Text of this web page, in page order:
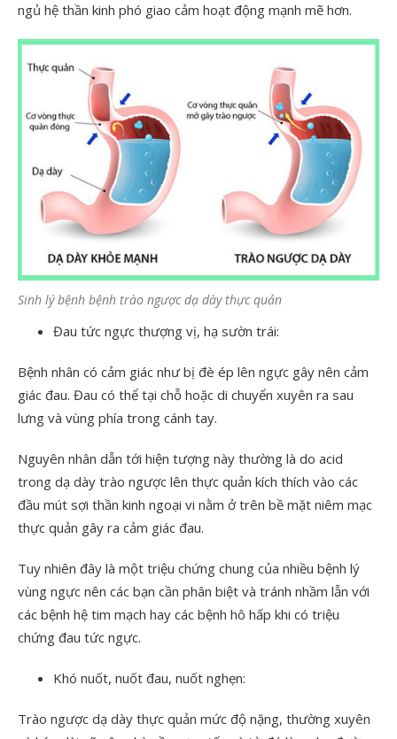
ngủ hệ thần kinh phó giao cảm hoạt động mạnh mẽ hơn.
Sinh lý bệnh bệnh trào ngược dạ dày thực quản
Đau tức ngực thượng vị, hạ sườn trái:
Bệnh nhân có cảm giác như bị đè ép lên ngực gây nên cảm
giác đau. Đau có thể tại chỗ hoặc di chuyển xuyên ra sau
lưng và vùng phía trong cánh tay.
Nguyên nhân dẫn tới hiện tượng này thường là do acid
trong dạ dày trào ngược lên thực quản kích thích vào các
đầu mút sợi thần kinh ngoại vi nằm ở trên bề mặt niêm mạc
thực quản gây ra cảm giác đau.
Tuy nhiên đây là một triệu chứng chung của nhiều bệnh lý
vùng ngực nên các bạn cần phân biệt và tránh nhầm lẫn với
các bệnh hệ tim mạch hay các bệnh hô hấp khi có triệu
chứng đau tức ngực.
Khó nuốt, nuốt đau, nuốt nghẹn:
Trào ngược dạ dày thực quản mức độ nặng, thường xuyên